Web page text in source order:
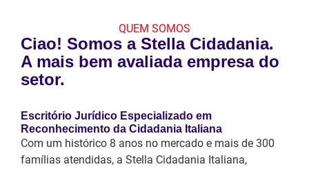
QUEM SOMOS
Ciao! Somos a Stella Cidadania.
A mais bem avaliada empresa do
setor.
Escritório Jurídico Especializado em
Reconhecimento da Cidadania Italiana
Com um histórico 8 anos no mercado e mais de 300
famílias atendidas, a Stella Cidadania Italiana,